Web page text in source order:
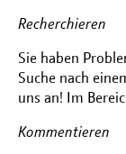
Recherchieren
Sie haben
Suche nach
uns an! Im
Kommentieren